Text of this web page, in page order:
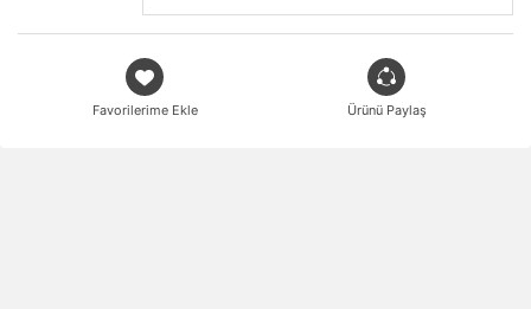
Favorilerime Ekle Ürünü Paylaş